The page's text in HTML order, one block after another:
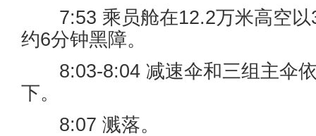
7:53 乘员舱在12.2万米高空以
约6分钟黑障。
8:03-8:04 减速伞和三组主伞依
下。
8:07 溅落。